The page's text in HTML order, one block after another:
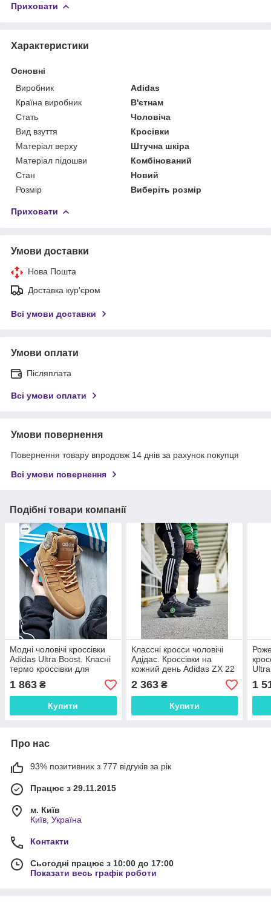
Приховати
Характеристики
Основні
Виробник
Adidas
Країна виробник
В'єтнам
Стать
Чоловіча
Вид взуття
Кросівки
Матеріал верху
Штучна шкіра
Матеріал підошви
Комбінований
Стан
Новий
Розмір
Виберіть розмір
Приховати
Умови доставки
Нова Пошта
Доставка кур'єром
Всі умови доставки
Умови оплати
Післяплата
Всі умови оплати
Умови повернення
Повернення товару впродовж 14 днів за рахунок покупця
Всі умови повернення
Подібні товари компанії
Модні чоловічі кроссівки
Adidas Ultra Boost. Класні
термо кроссівки для
чоловіків Адідас.
1 863 ₴
Купити
Классні кросси чоловічі
Адідас. Кроссівки на
кожний день Adidas ZX 22
Boost.
2 363₴
Купити
1
Про нас
93% позитивних з 777 відгуків за рік
Працює з 29.11.2015
м. Київ
Київ, Україна
Контакти
Сьогодні працює з 10:00 до 17:00
Показати весь графік роботи